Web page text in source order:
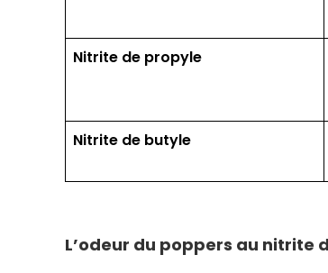
Nitrite de propyle
Nitrite de butyle
L’odeur du poppers au nitrite